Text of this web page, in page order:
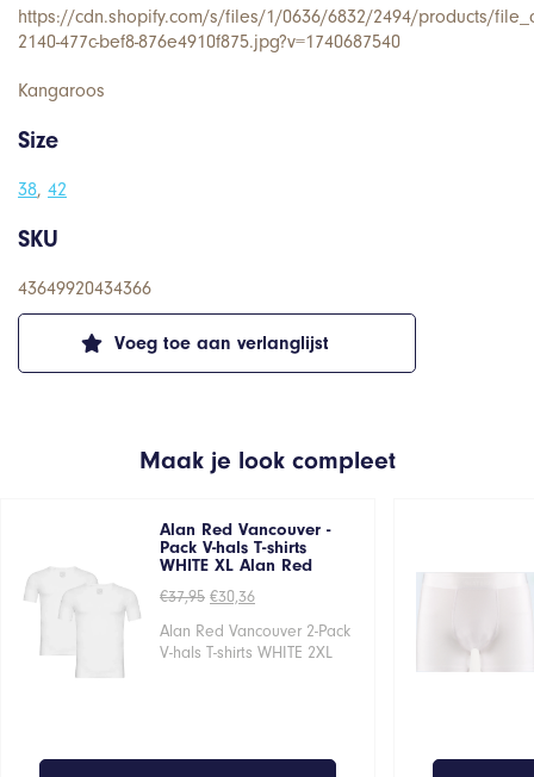
Voeg toe aan verlanglijst
https://cdn.shopify.com/s/files/1/0636/6832/2494/products/
2140-477c-bef8-876e4910f875.jpg?v=1740687540
Kangaroos
Size
38, 42
SKU
43649920434366
Maak je look compleet
Alan Red Vancouver -
Pack V-hals T-shirts
WHITE XL Alan Red
€37,95 Oorspronkelijke
was:
€37,95.
€30,36Huidige
is:
€30,36.
Alan Red Vancouver 2-Pack
V-hals T-shirts WHITE 2XL